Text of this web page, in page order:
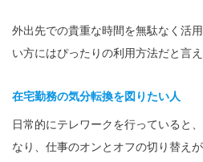
外出先での貴重な時間を無駄なく活
い方にはぴったりの利用方法だと言え
在宅勤務の気分転換を図りたい人
日常的にテレワークを行っていると
なり、仕事のオンとオフの切り替え